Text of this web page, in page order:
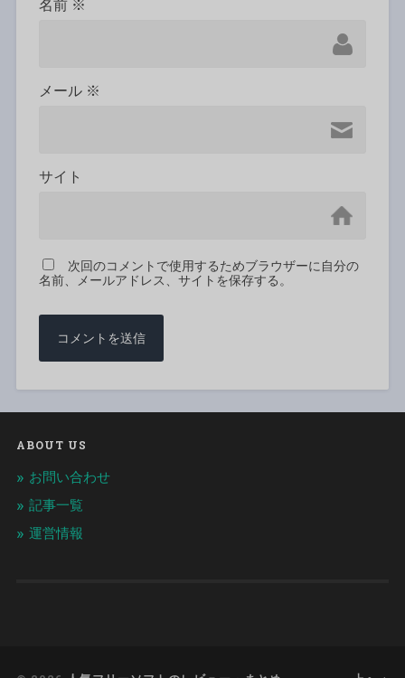
名前 ※
メール ※
サイト
次回のコメントで使用するためブラウザーに自分の
名前、メールアドレス、サイトを保存する。
ABOUT US
お問い合わせ
記事一覧
運営情報